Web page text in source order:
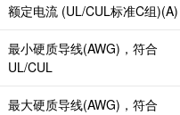
额定电流 (UL/CUL标准C组)(A)
最小硬质导线(AWG)，符合
UL/CUL
最大硬质导线(AWG)，符合